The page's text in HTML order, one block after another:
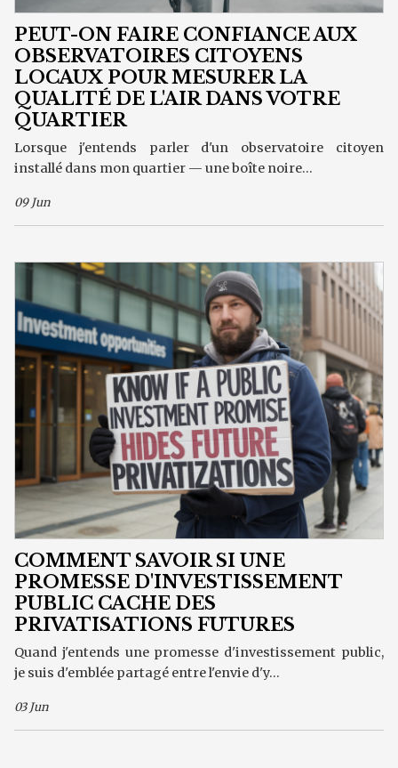
PEUT-ON FAIRE CONFIANCE AUX
OBSERVATOIRES CITOYENS
LOCAUX POUR MESURER LA
QUALITÉ DE L'AIR DANS VOTRE
QUARTIER
Lorsque j'entends parler d'un observatoire citoyen
installé dans mon quartier — une boîte noire...
09 Jun
COMMENT SAVOIR SI UNE
PROMESSE D'INVESTISSEMENT
PUBLIC CACHE DES
PRIVATISATIONS FUTURES
Quand j'entends une promesse d'investissement public,
je suis d'emblée partagé entre l'envie d'y...
03 Jun